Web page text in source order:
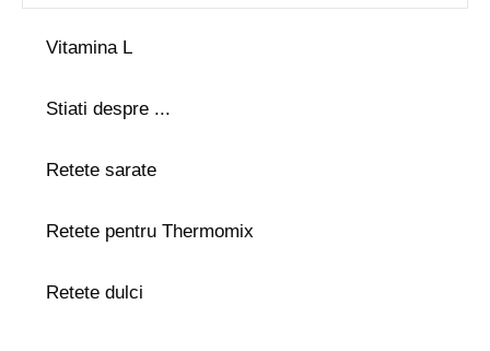
Vitamina L
Stiati despre ...
Retete sarate
Retete pentru Thermomix
Retete dulci